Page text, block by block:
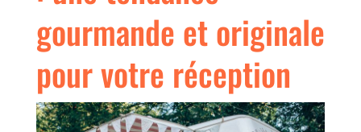
gourmande et originale
pour votre réception